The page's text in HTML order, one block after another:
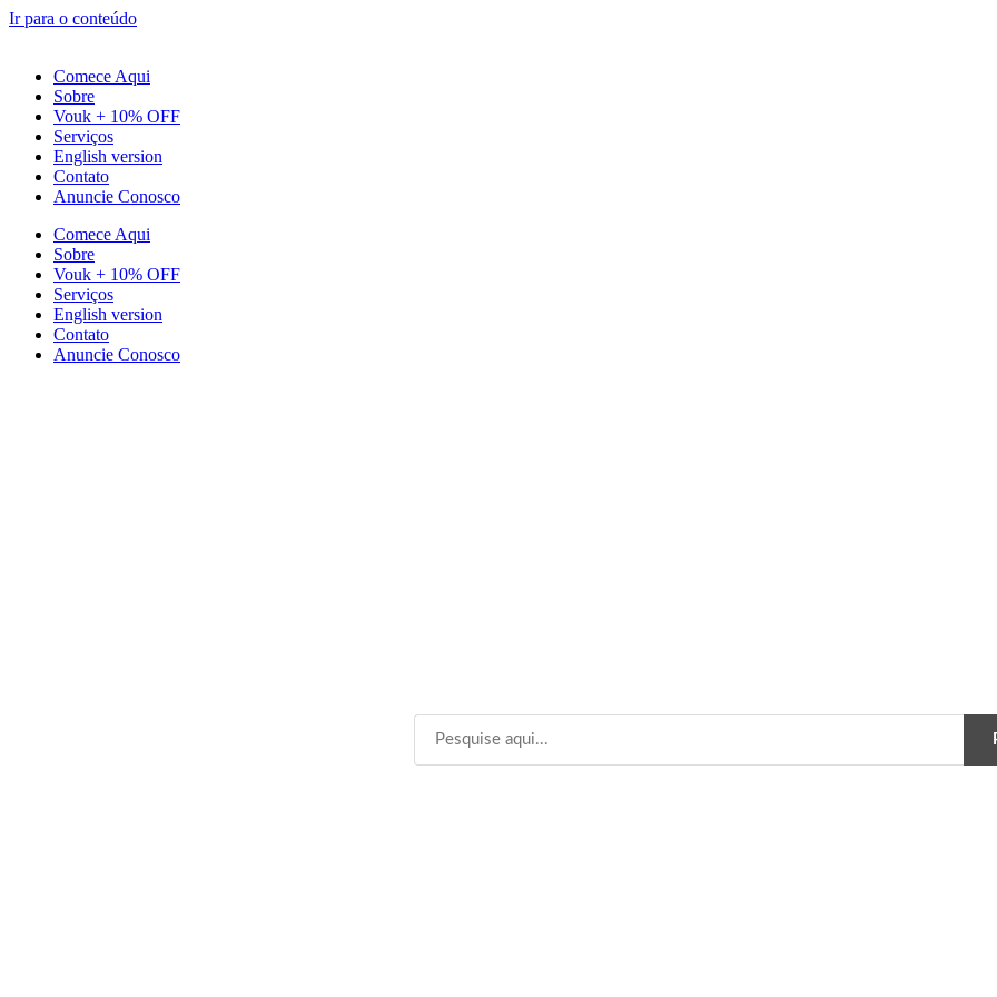
Ir para o conteúdo
Comece Aqui
Sobre
Vouk + 10% OFF
Serviços
English version
Contato
Anuncie Conosco
Comece Aqui
Sobre
Vouk + 10% OFF
Serviços
English version
Contato
Anuncie Conosco